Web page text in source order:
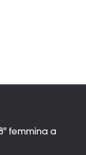
femmina a